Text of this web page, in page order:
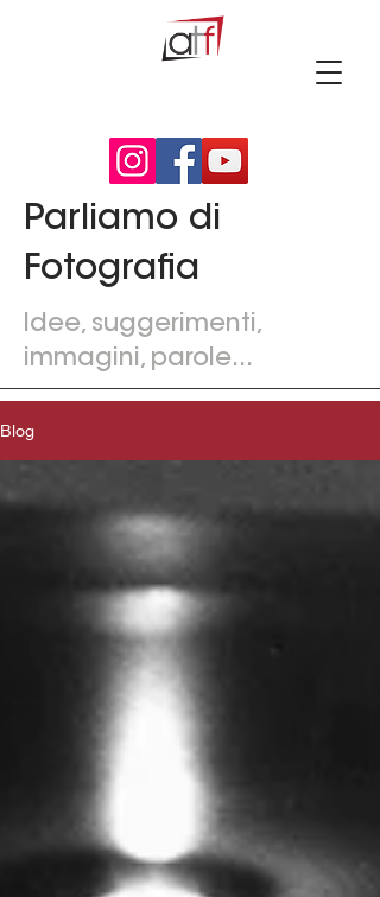
Parliamo di
Fotografia
Idee, suggerimenti,
immagini, parole...
Blog